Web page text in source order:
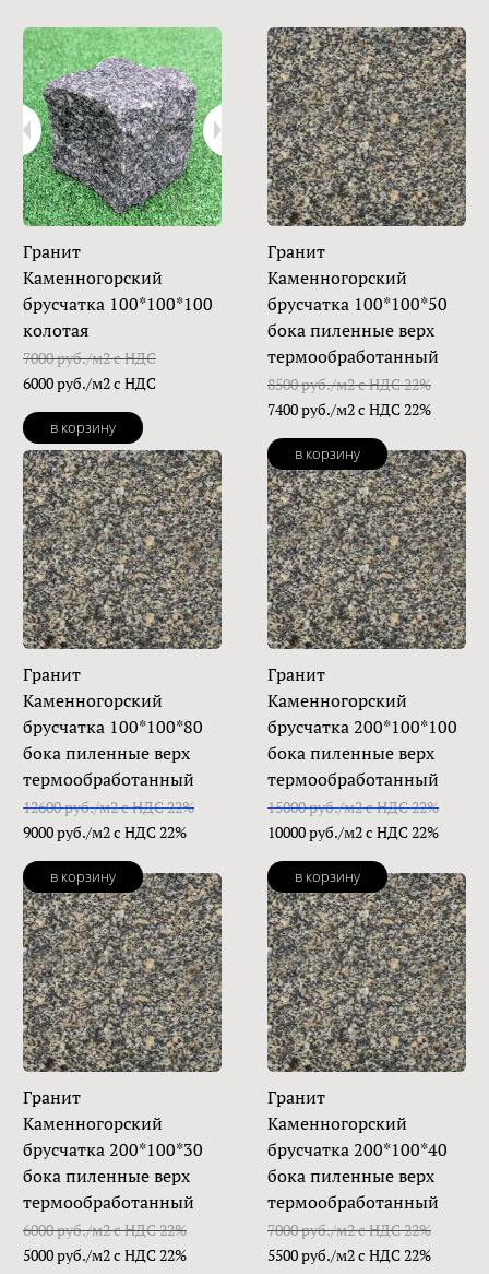
Гранит
Каменногорский
брусчатка 100*100*100
колотая
7000 руб./м2 с НДС
6000 руб./м2 с НДС
в корзину
Гранит
Каменногорский
брусчатка 100*100*50
бока пиленные верх
термообработанный
8500 руб./м2 с НДС 22%
7400 руб./м2 с НДС 22%
в корзину
Гранит
Каменногорский
брусчатка 100*100*80
бока пиленные верх
термообработанный
12600 руб./м2 с НДС 22%
9000 руб./м2 с НДС 22%
в корзину
Гранит
Каменногорский
брусчатка 200*100*100
бока пиленные верх
термообработанный
15000 руб./м2 с НДС 22%
10000 руб./м2 с НДС 22%
в корзину
Гранит
Каменногорский
брусчатка 200*100*30
бока пиленные верх
термообработанный
6000 руб./м2 с НДС 22%
5000 руб./м2 с НДС 22%
Гранит
Каменногорский
брусчатка 200*100*40
бока пиленные верх
термообработанный
7000 руб./м2 с НДС 22%
5500 руб./м2 с НДС 22%